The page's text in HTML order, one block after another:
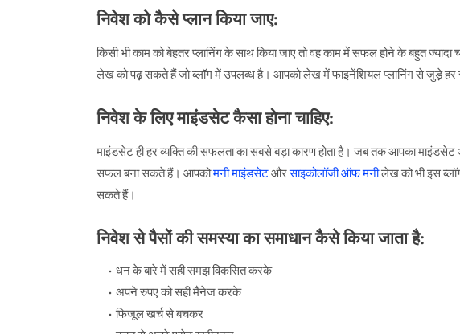
निवेश को कैसे प्लान किया जाए:
किसी भी काम को बेहतर प्लानिंग के साथ किया जाए तो वह काम में सफल होने के बहुत
लेख को पढ़ सकते हैं जो ब्लॉग में उपलब्ध है। आपको लेख में फाइनेंशियल प्लानिंग से जुड़े हर
निवेश के लिए माइंडसेट कैसा होना चाहिए:
माइंडसेट ही हर व्यक्ति की सफलता का सबसे बड़ा कारण होता है। जब तक आपका
सफल बना सकते हैं। आपकोमनी माइंडसेटऔरसाइकोलॉजी ऑफ मनीलेख को भी इस
सकते हैं।
निवेश से पैसों की समस्या का समाधान कैसे किया जाता है:
धन के बारे में सही समझ विकसित करके
अपने रुपए को सही मैनेज करके
फिजूल खर्च से बचकर